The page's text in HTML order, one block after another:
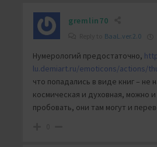
gremlin70
BaaL.ver.2.0
Нумерологий предостаточно,
lu.demiart.ru/emoticons/actions/
что попадались в виде книг – не
космическая и духовная, можно
пробовать, они там могут и